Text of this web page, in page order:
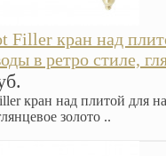
Filler кран над
в ретро стиле,
кран над плитой для
золото ..